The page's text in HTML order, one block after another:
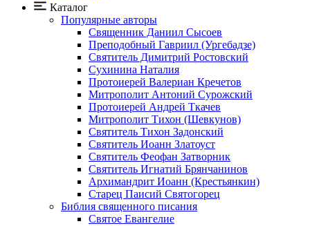
Каталог
Популярные авторы
Священник Даниил Сысоев
Преподобный Гавриил (Ургебадзе)
Святитель Димитрий Ростовский
Сухинина Наталия
Протоиерей Валериан Кречетов
Митрополит Антоний Сурожский
Протоиерей Андрей Ткачев
Митрополит Тихон (Шевкунов)
Святитель Тихон Задонский
Святитель Иоанн Златоуст
Cвятитель Феофан Затворник
Святитель Игнатий Брянчанинов
Архимандрит Иоанн (Крестьянкин)
Старец Паисий Святогорец
Библия священного писания
Святое Евангелие